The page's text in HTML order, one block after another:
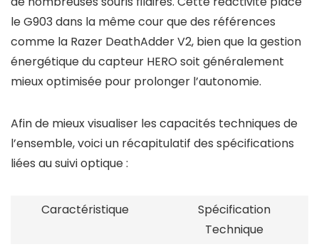
le G903 dans la même cour que des références
comme la Razer DeathAdder V2, bien que la gestion
énergétique du capteur HERO soit généralement
mieux optimisée pour prolonger l’autonomie.
Afin de mieux visualiser les capacités techniques de
l’ensemble, voici un récapitulatif des spécifications
liées au suivi optique :
Caractéristique
Spécification
Technique